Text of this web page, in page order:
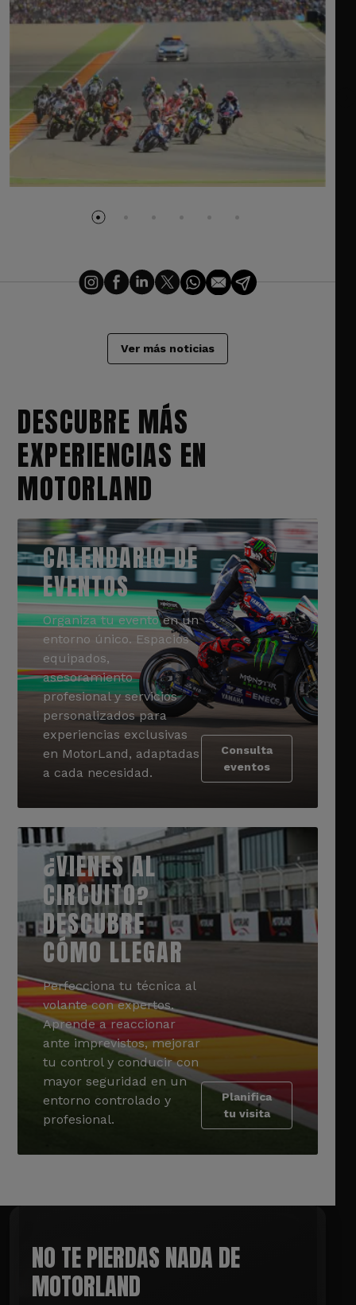
Ver más noticias
DESCUBRE MÁS
EXPERIENCIAS EN
MOTORLAND
CALENDARIO DE
EVENTOS
Organiza tu evento en un
entorno único. Espacios
equipados,
asesoramiento
profesional y servicios
personalizados para
experiencias exclusivas
en MotorLand, adaptadas
a cada necesidad.
Consulta
eventos
¿VIENES AL
CIRCUITO?
DESCUBRE
CÓMO LLEGAR
Perfecciona tu técnica al
volante con expertos.
Aprende a reaccionar
ante imprevistos, mejorar
tu control y conducir con
mayor seguridad en un
entorno controlado y
profesional.
Planifica
tu visita
NO TE PIERDAS NADA DE
MOTORLAND